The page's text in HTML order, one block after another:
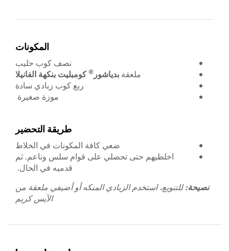
المكونات
نصف كوب حليب
ملعقة بدياشور ®كومبليت بنكهة الفانيلا
ربع كوب زبادي سادة
موزة صغيرة
طريقة التحضير
ضعي كافة المكونات في الخلاط
اخلطيهم حتى تحصلي على قوام سلس وناعم. ثم
قدميه في الحال.
نصيحة:للتنويع، استخدم الزبادي المنكه أو أضيفي ملعقة من
الآيس كريم